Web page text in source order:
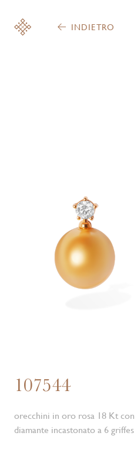
INDIETRO
107544
orecchini in oro rosa 18 Kt con
diamante incastonato a 6 griffes